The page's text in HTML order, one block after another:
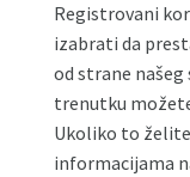
Registrovani
izabrati da
od strane
trenutku
Ukoliko to
informacijama